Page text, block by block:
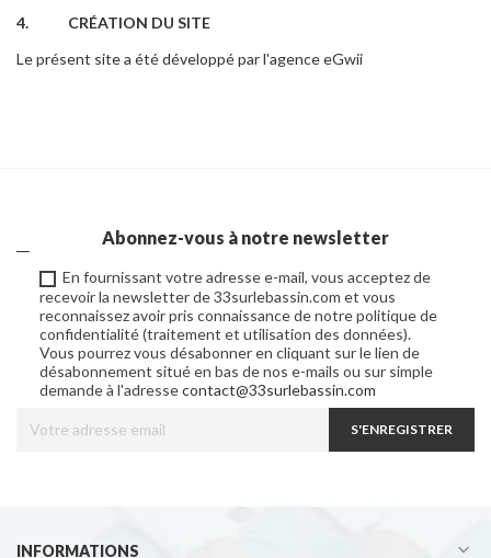
4.
CRÉATION DU SITE
Le présent site a été développé par l'agence eGwii
Abonnez-vous à notre newsletter
En fournissant votre adresse e-mail, vous acceptez de
recevoir la newsletter de 33surlebassin.com et vous
reconnaissez avoir pris connaissance de notre politique de
confidentialité (traitement et utilisation des données).
Vous pourrez vous désabonner en cliquant sur le lien de
désabonnement situé en bas de nos e-mails ou sur simple
demande à l'adressecontact@33surlebassin.com
S'ENREGISTRER
INFORMATIONS 